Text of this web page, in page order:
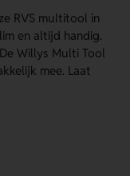
RVS multitool in
en altijd handig.
Willys Multi Tool
mee. Laat
of Achterzijde
Tool